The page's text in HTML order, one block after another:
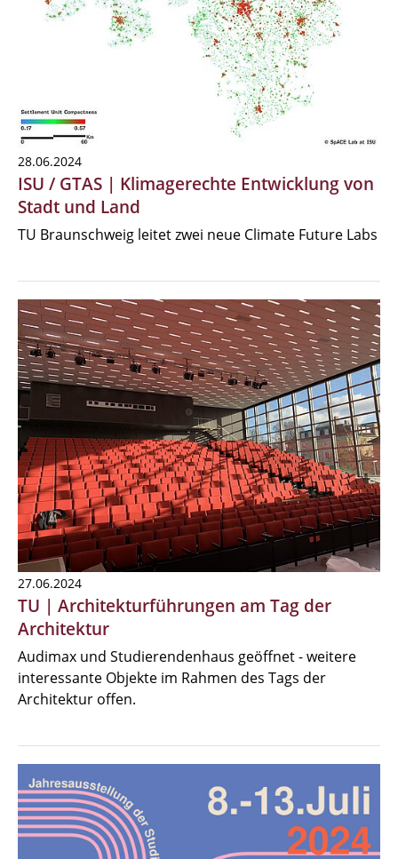
28.06.2024
ISU / GTAS | Klimagerechte Entwicklung von
Stadt und Land
TU Braunschweig leitet zwei neue Climate Future Labs
27.06.2024
TU | Architekturführungen am Tag der
Architektur
Audimax und Studierendenhaus geöffnet - weitere
interessante Objekte im Rahmen des Tags der
Architektur offen.